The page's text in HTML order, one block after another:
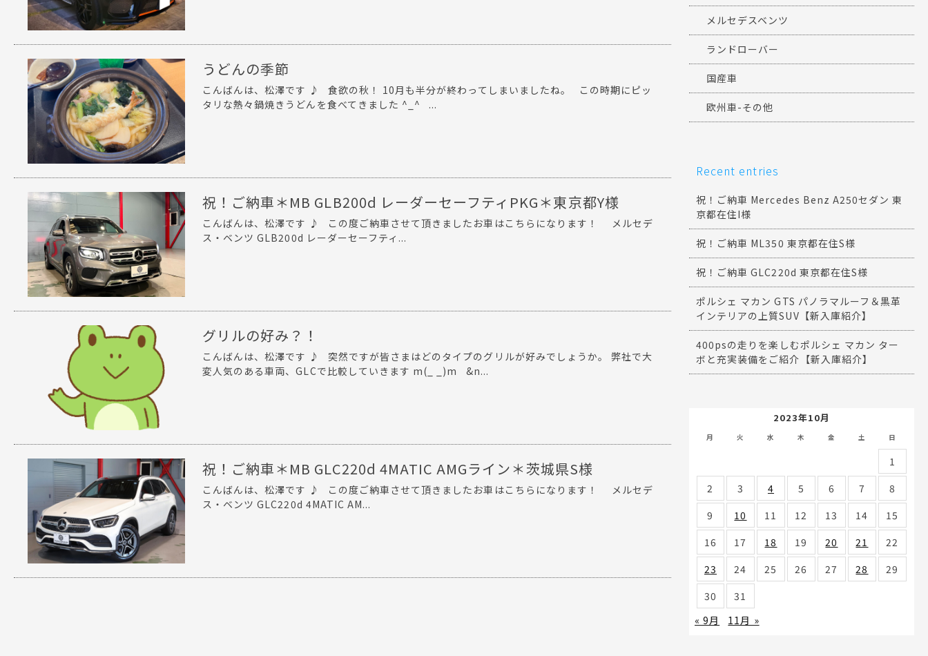
うどんの季節
こんばんは、松澤です ♪ 食欲の秋！ 10月も半分が終わってしまいましたね。 この時期にピッ
タリな熱々鍋焼きうどんを食べてきました ^_^ ...
祝！ご納車＊MB GLB200d レーダーセーフティPKG＊東京都Y様
こんばんは、松澤です ♪ この度ご納車させて頂きましたお車はこちらになります！ メルセデ
ス・ベンツ GLB200d レーダーセーフティ...
グリルの好み？！
こんばんは、松澤です ♪ 突然ですが皆さまはどのタイプのグリルが好みでしょうか。 弊社で大
変人気のある車両、GLCで比較していきます m(_ _)m &n...
祝！ご納車＊MB GLC220d 4MATIC AMGライン＊茨城県S様
こんばんは、松澤です ♪ この度ご納車させて頂きましたお車はこちらになります！ メルセデ
ス・ベンツ GLC220d 4MATIC AM...
メルセデスベンツ
ランドローバー
国産車
欧州車-その他
Recent entries
祝！ご納車 Mercedes Benz A250セダン 東
京都在住I様
祝！ご納車 ML350 東京都在住S様
祝！ご納車 GLC220d 東京都在住S様
ポルシェ マカン GTS パノラマルーフ＆黒革
インテリアの上質SUV【新入庫紹介】
400psの走りを楽しむポルシェ マカン ター
ボと充実装備をご紹介【新入庫紹介】
2023年10月
月 火 水 木 金 土 日
1
2
3 4 5 6 7
8
9
10 11 12 13 14
15
16
17 18 19 20 21
22
23
24 25 26 27 28
29
30
31
« 9月
11月 »